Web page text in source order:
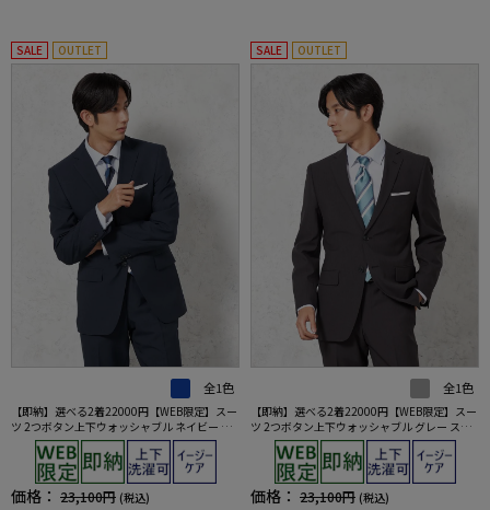
SALE OUTLET
全1色
【即納】選べる2着22000円【WEB限定】スー
ツ 2つボタン上下ウォッシャブル ネイビー ス
トライプ
価格： 23,100円 (税込)
SALE OUTLET
全1色
【即納】選べる2着22000円【WEB限定】スー
ツ 2つボタン上下ウォッシャブル グレー スト
ライプ
価格： 23,100円 (税込)